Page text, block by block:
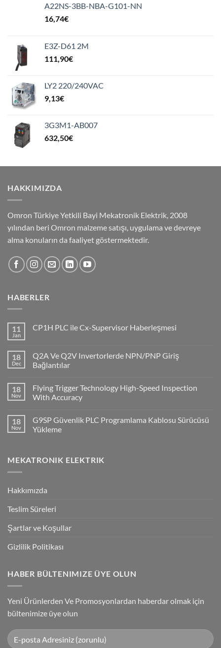
A22NS-3BB-NBA-G101-NN
16,74€
E3Z-D61 2M
111,90€
LY2 220/240VAC
9,13€
3G3M1-AB007
632,50€
HAKKIMIZDA
Omron Türkiye Yetkili Bayi Mekatronik Elektrik, 2008
yılından beri Omron malzeme satışı, uygulama ve devreye
alma konuların da faaliyet göstermektedir.
HABERLER
11
Jan
CP1H PLC ile Cx-Supervisor Haberleşmesi
CP1H
PLC
ile
Haberleşmesi
18
Dec
Q2A Ve Q2V Invertorlerde NPN/PNP Giriş
Bağlantılar
on
Q2A
Ve
NPN/PNP
Giriş
Bağlantılar
18
Nov
Flying Trigger Technology High-Speed Inspection
With Accuracy
on
Flying
Trigger
Inspection
With
18
Nov
G9SP Güvenlik PLC Programlama Kablosu Sürücüsü
Yükleme
G9SP
Güvenlik
Sürücüsü
MEKATRONIK ELEKTRIK
Hakkımızda
Teslim Süreleri
Şartlar ve Koşullar
Gizlilik Politikası
HABER BÜLTENIMIZE ÜYE OLUN
Yeni Ürünlerden Ve Promosyonlardan haberdar olmak için
bültenimize üye olun